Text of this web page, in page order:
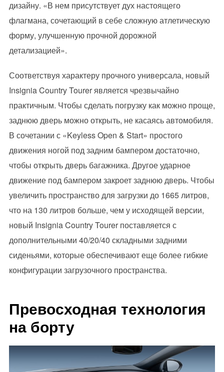
дизайну. «В нем присутствует дух настоящего
флагмана, сочетающий в себе сложную атлетическую
форму, улучшенную прочной дорожной
детализацией».
Соответствуя характеру прочного универсала, новый
Insignia Country Tourer является чрезвычайно
практичным. Чтобы сделать погрузку как можно проще,
заднюю дверь можно открыть, не касаясь автомобиля.
В сочетании с «Keyless Open & Start» простого
движения ногой под задним бампером достаточно,
чтобы открыть дверь багажника. Другое ударное
движение под бампером закроет заднюю дверь. Чтобы
увеличить пространство для загрузки до 1665 литров,
что на 130 литров больше, чем у исходящей версии,
новый Insignia Country Tourer поставляется с
дополнительными 40/20/40 складными задними
сиденьями, которые обеспечивают еще более гибкие
конфигурации загрузочного пространства.
Превосходная технология
на борту